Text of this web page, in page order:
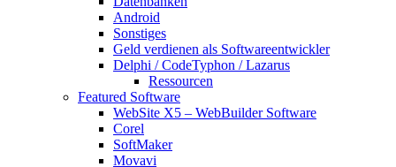
Android
Sonstiges
Geld verdienen als Softwareentwickler
Delphi / CodeTyphon / Lazarus
Ressourcen
Featured Software
WebSite X5 – WebBuilder Software
Corel
SoftMaker
Movavi